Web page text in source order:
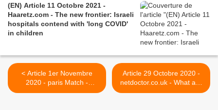
(EN) Article 11 Octobre 2021 -
Haaretz.com - The new frontier: Israeli
hospitals contend with 'long COVID'
in children
< Article 1er Novembre
2020 - paris Match -
Patients "Covid long" :
Article 29 Octobre 2020 -
netdoctor.co.uk - What are
the long-term effects of